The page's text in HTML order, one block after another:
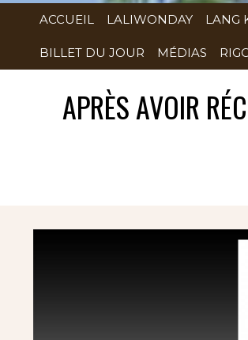
ACCUEIL LALIWONDAY LANG
BILLET DU JOUR MÉDIAS
APRÈS AVOIR